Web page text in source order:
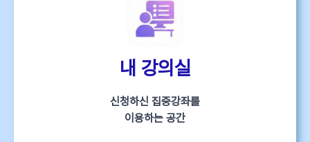
내 강의실
신청하신 집중강좌를
이용하는 공간